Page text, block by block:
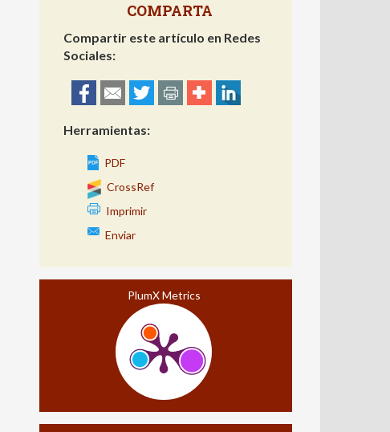
COMPARTA
Compartir este artículo en Redes
Sociales:
Herramientas:
PDF
CrossRef
Imprimir
Enviar
PlumX Metrics